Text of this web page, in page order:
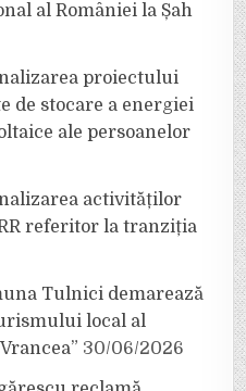
al României la Șah
proiectului
de stocare a energiei
ale persoanelor
activităților
referitor la tranziția
Tulnici demarează
local al
30/06/2026